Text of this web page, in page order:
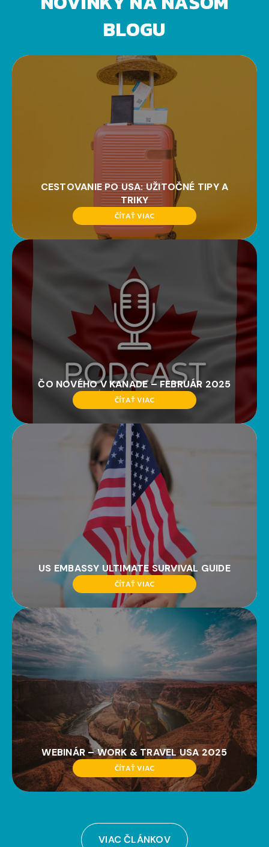
BLOGU
CESTOVANIE PO USA: UŽITOČNÉ TIPY A
TRIKY
ČÍTAŤ VIAC
ČO NOVÉHO V KANADE – FEBRUÁR 2025
ČÍTAŤ VIAC
US EMBASSY ULTIMATE SURVIVAL GUIDE
ČÍTAŤ VIAC
WEBINÁR – WORK & TRAVEL USA 2025
ČÍTAŤ VIAC
VIAC ČLÁNKOV